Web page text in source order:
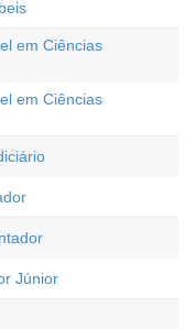
em Ciências
em Ciências
Júnior